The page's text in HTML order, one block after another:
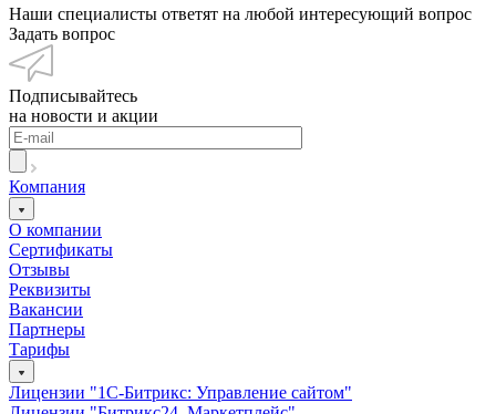
Наши специалисты ответят на любой интересующий вопрос
Задать вопрос
Подписывайтесь
на новости и акции
Компания
О компании
Сертификаты
Отзывы
Реквизиты
Вакансии
Партнеры
Тарифы
Лицензии "1С-Битрикс: Управление сайтом"